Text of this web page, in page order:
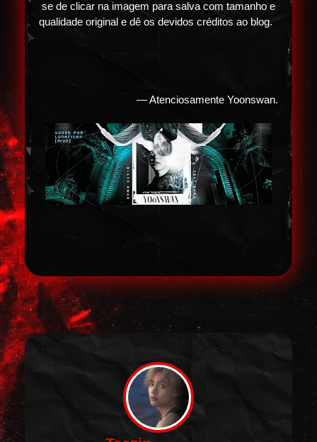
se de clicar na imagem para salva com tamanho e
qualidade original e dê os devidos créditos ao blog.
— Atenciosamente Yoonswan.